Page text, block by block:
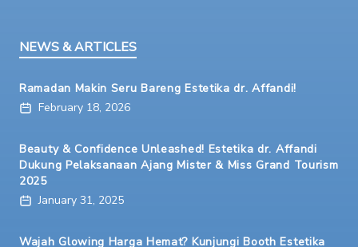
NEWS & ARTICLES
Ramadan Makin Seru Bareng Estetika dr. Affandi!
February 18, 2026
Beauty & Confidence Unleashed! Estetika dr. Affandi
Dukung Pelaksanaan Ajang Mister & Miss Grand Tourism
2025
January 31, 2025
Wajah Glowing Harga Hemat? Kunjungi Booth Estetika